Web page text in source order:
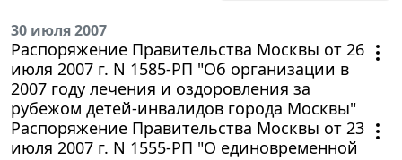
30 июля 2007
Распоряжение Правительства Москвы от 26
июля 2007 г. N 1585-РП "Об организации в
2007 году лечения и оздоровления за
рубежом детей-инвалидов города Москвы"
Распоряжение Правительства Москвы от 23
июля 2007 г. N 1555-РП "О единовременной